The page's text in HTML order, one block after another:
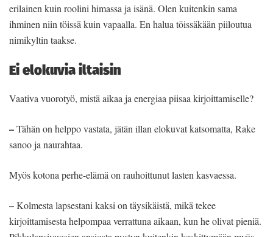
erilainen kuin roolini himassa ja isänä. Olen kuitenkin sama
ihminen niin töissä kuin vapaalla. En halua töissäkään piiloutua
nimikyltin taakse.
Ei elokuvia iltaisin
Vaativa vuorotyö, mistä aikaa ja energiaa piisaa kirjoittamiselle?
–Tähän on helppo vastata, jätän illan elokuvat katsomatta, Rake
sanoo ja naurahtaa.
Myös kotona perhe-elämä on rauhoittunut lasten kasvaessa.
–Kolmesta lapsestani kaksi on täysikäistä, mikä tekee
kirjoittamisesta helpompaa verrattuna aikaan, kun he olivat pieniä.